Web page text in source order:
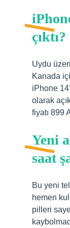
çıktı?
Uydu
Kanada
iPhone
olarak
fiyatı 899
Yeni
saat
Bu yeni
hemen
pilleri